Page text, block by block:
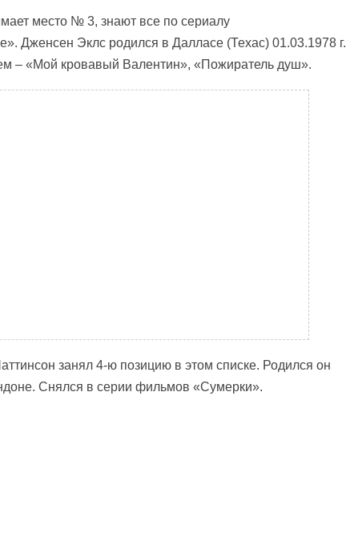
место № 3, знают все по сериалу
Дженсен Эклс родился в Далласе (Техас) 01.03.1978 г.
– «Мой кровавый Валентин», «Пожиратель душ».
занял 4-ю позицию в этом списке. Родился он
Снялся в серии фильмов «Сумерки».